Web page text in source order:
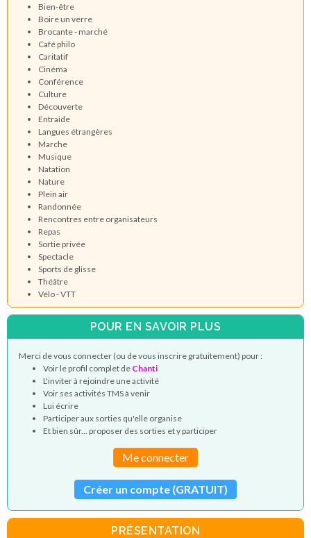
Bien-être
Boire un verre
Brocante - marché
Café philo
Caritatif
Cinéma
Conférence
Culture
Découverte
Entraide
Langues étrangères
Marche
Musique
Natation
Nature
Plein air
Randonnée
Rencontres entre organisateurs
Repas
Sortie privée
Spectacle
Sports de glisse
Théâtre
Vélo - VTT
POUR EN SAVOIR PLUS
Merci de vous connecter (ou de vous inscrire gratuitement) pour :
Voir le profil complet de Chanti
L'inviter à rejoindre une activité
Voir ses activités TMS à venir
Lui écrire
Participer aux sorties qu'elle organise
Et bien sûr... proposer des sorties et y participer
Me connecter
Créer un compte (GRATUIT)
PRÉSENTATION